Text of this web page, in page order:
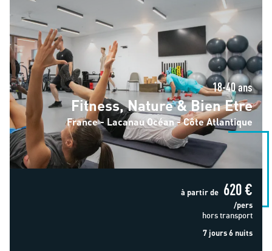
18-40 ans
Fitness, Nature & Bien Etre
France - Lacanau Océan - Côte Atlantique
à partir de 620 €
/pers
hors transport
7 jours 6 nuits